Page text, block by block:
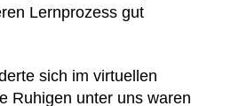
Lernprozess gut
sich im virtuellen
Ruhigen unter uns waren